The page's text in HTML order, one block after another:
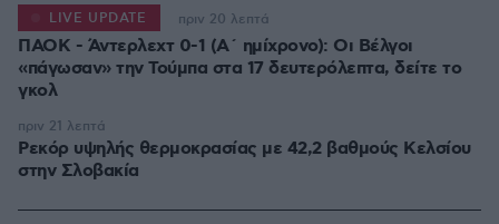
ΠΑΟΚ - Άντερλεχτ 0-1 (Α΄ ημίχρονο): Οι Βέλγοι
«πάγωσαν» την Τούμπα στα 17 δευτερόλεπτα, δείτε το
γκολ
LIVE UPDATE πριν 20 λεπτά
Ρεκόρ υψηλής θερμοκρασίας με 42,2 βαθμούς Κελσίου
στην Σλοβακία
πριν 21 λεπτά